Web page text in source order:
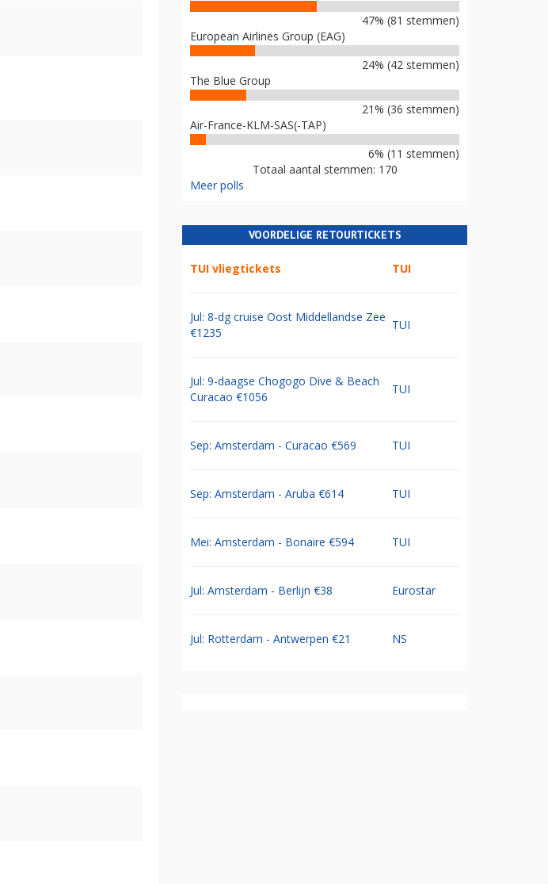
47% (81 stemmen)
European Airlines Group (EAG)
24% (42 stemmen)
The Blue Group
21% (36 stemmen)
Air-France-KLM-SAS(-TAP)
6% (11 stemmen)
Totaal aantal stemmen: 170
Meer polls
VOORDELIGE RETOURTICKETS
TUI vliegtickets TUI
Jul: 8-dg cruise Oost Middellandse Zee
€1235
TUI
Jul: 9-daagse Chogogo Dive & Beach
Curacao €1056
TUI
Sep: Amsterdam - Curacao €569 TUI
Sep: Amsterdam - Aruba €614 TUI
Mei: Amsterdam - Bonaire €594 TUI
Jul: Amsterdam - Berlijn €38 Eurostar
Jul: Rotterdam - Antwerpen €21 NS